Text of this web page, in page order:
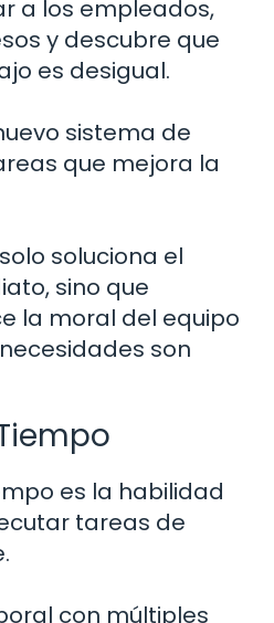
a los empleados,
y descubre que
es desigual.
sistema de
que mejora la
soluciona el
sino que
la moral del equipo
son
es la habilidad
tareas de
con múltiples